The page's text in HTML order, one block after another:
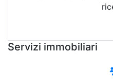
Servizi immobiliari